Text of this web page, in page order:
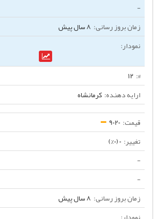
-
8 سال پیش
12
کرمانشاه
9020
0 (0%)
-
-
8 سال پیش